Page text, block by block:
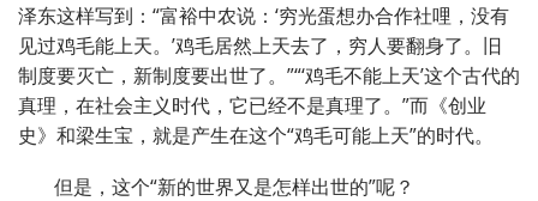
泽东这样写到： “富裕中农说： ‘穷光蛋想办合作社哩，没有
见过鸡毛能上天。 ’鸡毛居然上天去了，穷人要翻身了。旧
制度要灭亡，新制度要出世了。 ”“‘鸡毛不能上天’这个古代的
真理，在社会主义时代，它已经不是真理了。 ”而《创业
史》和梁生宝，就是产生在这个“鸡毛可能上天”的时代。
但是，这个“新的世界又是怎样出世的”呢？